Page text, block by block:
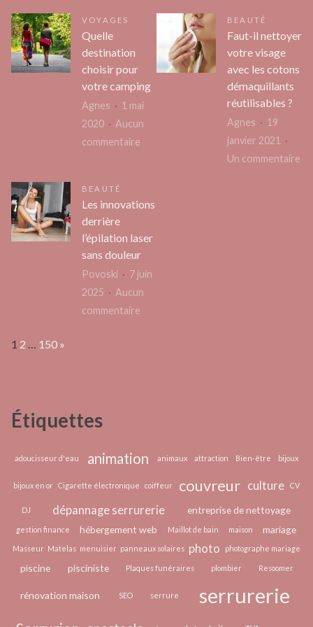
de
propre
?
d’une
?
VOYAGES
Quelle
destination
choisir pour
votre camping
Agnes
1 mai
2020
Aucun
commentaire
BEAUTÉ
Faut-il nettoyer
votre visage
avec les cotons
démaquillants
réutilisables ?
Agnes
19
janvier 2021
Un commentaire
BEAUTÉ
Les innovations
derrière
l’épilation laser
sans douleur
Povoski
7 juin
2025
Aucun
commentaire
Page:
1 2 … 150 Next
»
Étiquettes
adoucisseur d'eau animation animaux attraction Bien-être bijoux
bijoux en or Cigarette électronique coiffeur couvreur culture CV
DJ dépannage serrurerie entreprise de nettoyage
gestion finance hébergement web Maillot de bain maison mariage
Masseur Matelas menuisier panneaux solaires photo photographe mariage
piscine pisciniste Plaques funéraires plombier Resoomer
rénovation maison SEO serrure serrurerie